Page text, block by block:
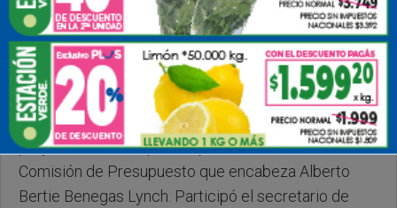
Miercoles, 22 de Octubre de 2025 . 19:27 Hs.
Diputados tuvo una nueva jornada de debate del
proyecto de Presupuesto para el año 2026 en la
Comisión de Presupuesto que encabeza Alberto
Bertie Benegas Lynch. Participó el secretario de